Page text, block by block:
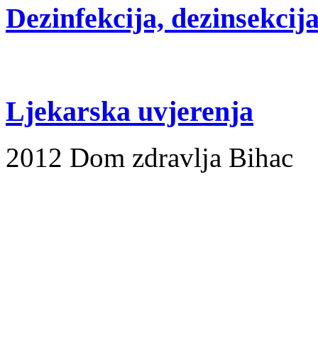
Dezinfekcija,
Ljekarska uvjerenja
2012 Dom zdravlja Bihac